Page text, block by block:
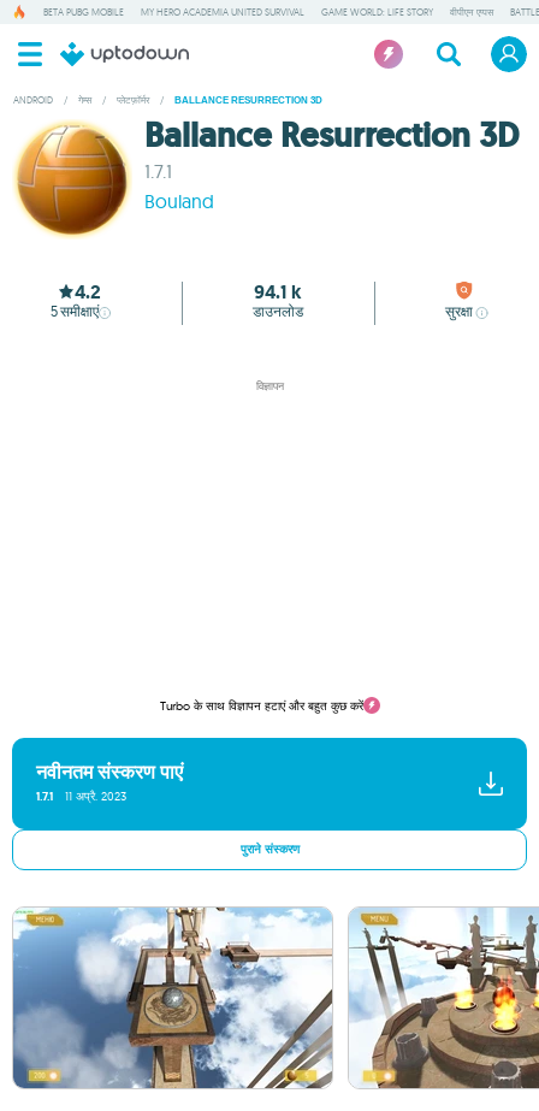
BETA PUBG MOBILE MY HERO ACADEMIA UNITED SURVIVAL GAME WORLD: LIFE STORY वीपीएन एप्पस
ANDROID / गेम्स / प्लेटफ़ॉर्मर / BALLANCE RESURRECTION 3D
Ballance Resurrection 3D
1.7.1
Bouland
4.2
5समीक्षाएं
94.1 k
डाउनलोड सुरक्षा
विज्ञापन
Turbo के साथ विज्ञापन हटाएं और बहुत कुछ करें
नवीनतम संस्करण पाएं
1.7.1 11 अप्रै. 2023
पुराने संस्करण